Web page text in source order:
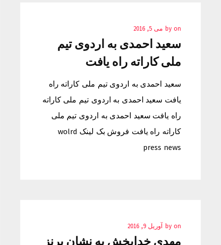
by on می 5, 2016
سعید احمدی به اردوی تیم
ملی کاراته راه يافت
سعید احمدی به اردوی تیم ملی کاراته راه
يافت سعید احمدی به اردوی تیم ملی کاراته
راه يافت سعید احمدی به اردوی تیم ملی
کاراته راه يافت فروش بک لینک wolrd
press news
by on آوریل 9, 2016
مهدی خدابخش به نشان برنز